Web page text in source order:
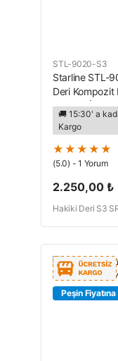
STL-9020-S3
Starline STL-
Deri Kompozit
Bağcıklı İş
🚚 15:30' a
Kargo
(5.0) - 1 Yorum
2.250,00 ₺
Hakiki Deri S3
Peşin